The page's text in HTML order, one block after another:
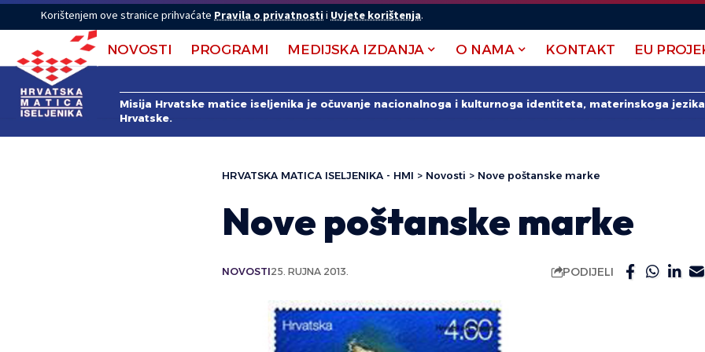
Korištenjem ove stranice prihvaćate Pravila o privatnostii Uvjete korištenja.
NOVOSTI PROGRAMI MEDIJSKA IZDANJA O NAMA KONTAKT EU
Misija Hrvatske matice iseljenika je očuvanje nacionalnoga i kulturnoga identiteta, materinskoga
Hrvatske.
HRVATSKA MATICA ISELJENIKA - HMI > Novosti > Nove poštanske marke
Nove poštanske marke
NOVOSTI25. RUJNA 2013. PODIJELI